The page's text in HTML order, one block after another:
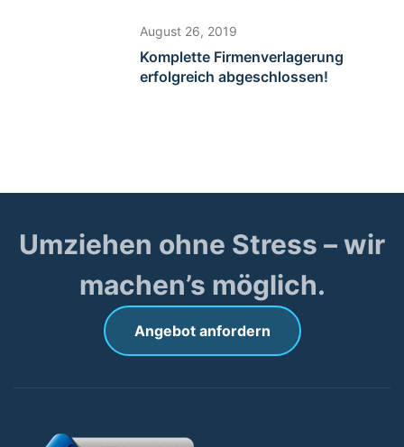
August 26, 2019
Komplette Firmenverlagerung
erfolgreich abgeschlossen!
Umziehen ohne Stress – wir
machen’s möglich.
Angebot anfordern